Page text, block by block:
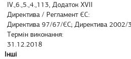
ІV.,6.,5.,4.,113, Додаток XVII
Директива / Регламент ЄС:
Директива 97/67/ЄС; Директива
Термін виконання:
31.12.2018
Інші